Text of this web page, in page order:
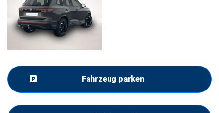
Fahrzeug parken